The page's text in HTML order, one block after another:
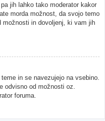
jih lahko tako moderator kakor
morda možnost, da svojo temo
možnosti in dovoljenj, ki vam jih
in se navezujejo na vsebino.
odvisno od možnosti oz.
foruma.